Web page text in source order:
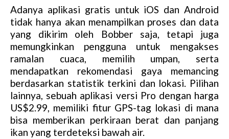
M
u
t
e
Adanya aplikasi gratis untuk iOS dan Android
tidak hanya akan menampilkan proses dan data
yang dikirim oleh Bobber saja, tetapi juga
memungkinkan pengguna untuk mengakses
ramalan cuaca, memilih umpan, serta
mendapatkan rekomendasi gaya memancing
berdasarkan statistik terkini dan lokasi. Pilihan
lainnya, sebuah aplikasi versi Pro dengan harga
US$2.99, memiliki fitur GPS-tag lokasi di mana
bisa memberikan perkiraan berat dan panjang
ikan yang terdeteksi bawah air.